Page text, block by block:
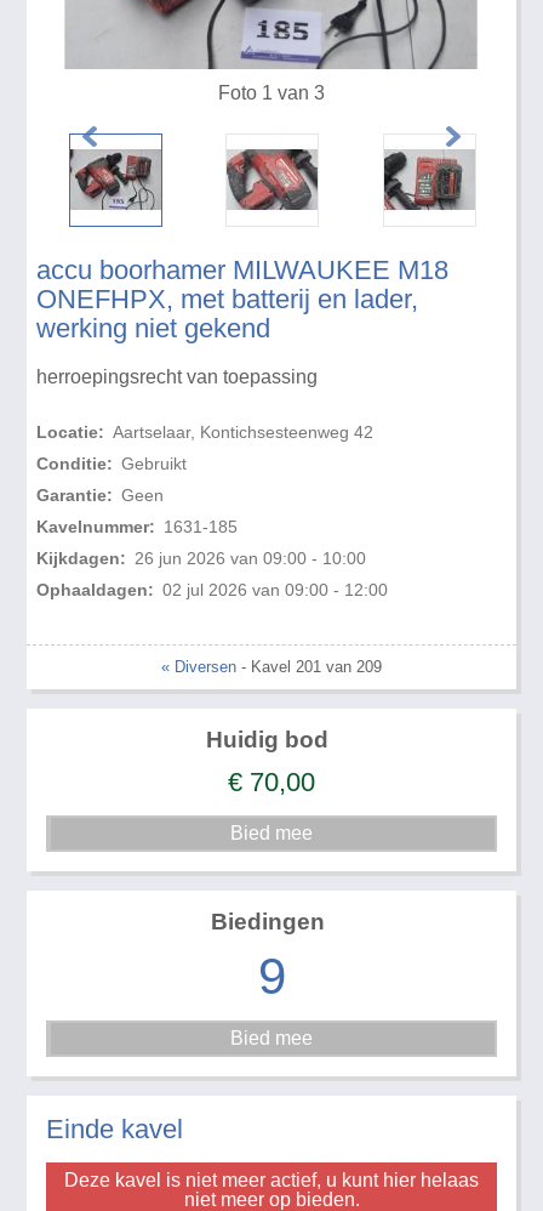
accu boorhamer MILWAUKEE M18
ONEFHPX, met batterij en lader,
werking niet gekend
herroepingsrecht van toepassing
Locatie: Aartselaar, Kontichsesteenweg 42
Conditie: Gebruikt
Garantie: Geen
Kavelnummer: 1631-185
Kijkdagen: 26 jun 2026 van 09:00 - 10:00
Ophaaldagen: 02 jul 2026 van 09:00 - 12:00
Foto 1 van 3
« Diversen - Kavel 201 van 209
Huidig bod
€ 70,00
Biedingen
9
Einde kavel
Deze kavel is niet meer actief, u kunt hier helaas
niet meer op bieden.